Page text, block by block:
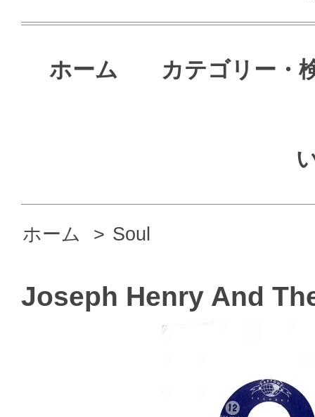
ホーム カテゴリー・
ホーム > Soul
Joseph Henry And